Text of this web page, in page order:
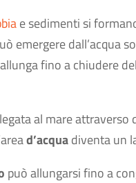
e sedimenti si
emergere dall’acqua
fino a chiudere
al mare attraverso
d’acquadiventa un
può allungarsi fino a